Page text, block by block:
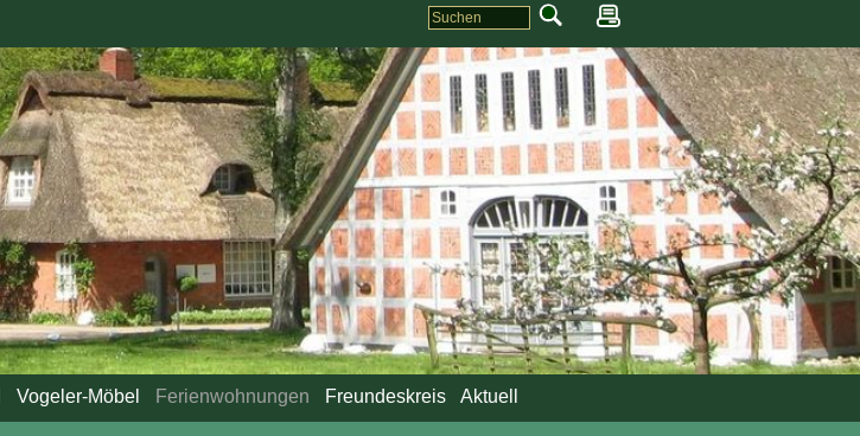
Vogeler-Möbel Ferienwohnungen Freundeskreis Aktuell